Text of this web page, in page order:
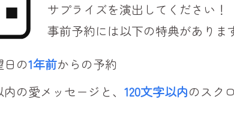
サプライズを演出してください！
事前予約には以下の特典がありま
日の1年前からの予約
の愛メッセージと、 120文字以内のスク